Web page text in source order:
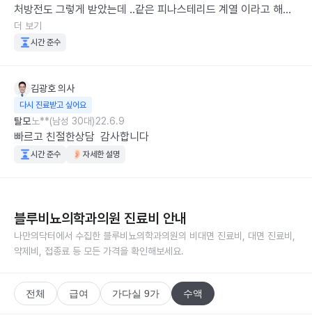
처방전도 그렇게 받았는데 ..같은 피나스테리드 계열 이라고 해도
기분이 나쁘네여. 약 가격도 차이가 날텐데 ..실망 스럽습니다
더 보기
시간 준수
김광호의사
다시 진료받고 싶어요
탈모 노**(남성 30대)22.6.9
빠르고 친절한상담  감사합니다
시간 준수 자세한 설명
블루비뇨의학과의원 진료비 안내
나만의닥터에서 수집한 블루비뇨의학과의원의 비대면 진료비, 대면 진료비,
약제비, 접종료 등 모든 가격을 확인해보세요.
전체 급여 가다실 9가 수액